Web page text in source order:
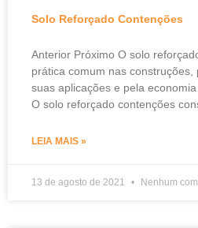
Solo Reforçado Contenções
Anterior Próximo O solo
prática comum nas construções,
suas aplicações e pela
O solo reforçado contenções
LEIA MAIS »
13 de agosto de 2021 Nenhum